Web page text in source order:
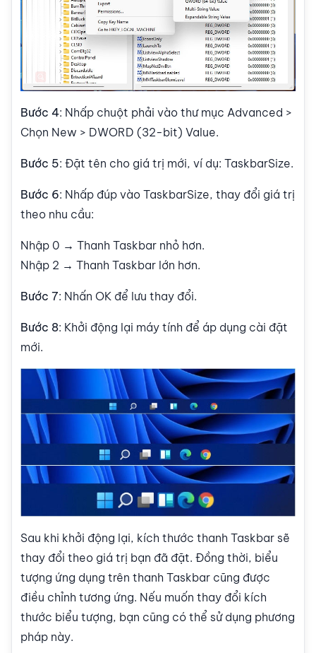
Bước 4: Nhấp chuột phải vào thư mục Advanced >
Chọn New > DWORD (32-bit) Value.
Bước 5: Đặt tên cho giá trị mới, ví dụ: TaskbarSize.
Bước 6: Nhấp đúp vào TaskbarSize, thay đổi giá trị
theo nhu cầu:
Nhập 0 → Thanh Taskbar nhỏ hơn.
Nhập 2 → Thanh Taskbar lớn hơn.
Bước 7: Nhấn OK để lưu thay đổi.
Bước 8: Khởi động lại máy tính để áp dụng cài đặt
mới.
Sau khi khởi động lại, kích thước thanh Taskbar sẽ
thay đổi theo giá trị bạn đã đặt. Đồng thời, biểu
tượng ứng dụng trên thanh Taskbar cũng được
điều chỉnh tương ứng. Nếu muốn thay đổi kích
thước biểu tượng, bạn cũng có thể sử dụng phương
pháp này.